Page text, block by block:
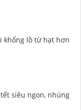
khổng lồ từ hạt hơn
siêu ngon, nhúng